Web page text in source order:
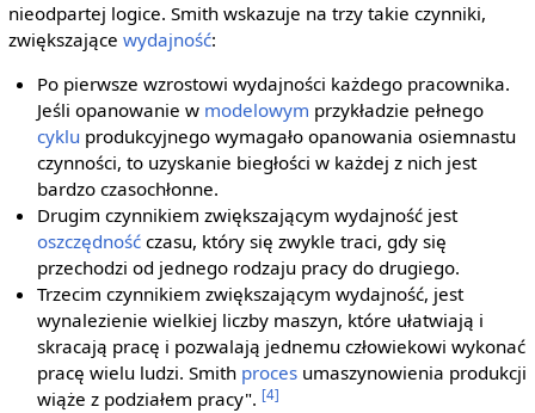
nieodpartej logice. Smith wskazuje na trzy takie czynniki,
zwiększające wydajność:
Po pierwsze wzrostowi wydajności każdego pracownika.
Jeśli opanowanie w modelowym przykładzie pełnego
cyklu produkcyjnego wymagało opanowania osiemnastu
czynności, to uzyskanie biegłości w każdej z nich jest
bardzo czasochłonne.
Drugim czynnikiem zwiększającym wydajność jest
oszczędność czasu, który się zwykle traci, gdy się
przechodzi od jednego rodzaju pracy do drugiego.
Trzecim czynnikiem zwiększającym wydajność, jest
wynalezienie wielkiej liczby maszyn, które ułatwiają i
skracają pracę i pozwalają jednemu człowiekowi wykonać
pracę wielu ludzi. Smith proces umaszynowienia produkcji
wiąże z podziałem pracy". [4]